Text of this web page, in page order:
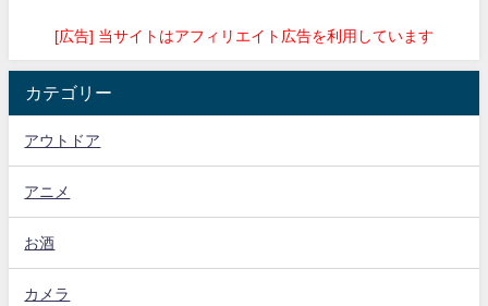
[広告] 当サイトはアフィリエイト広告を利用しています
カテゴリー
アウトドア
アニメ
お酒
カメラ